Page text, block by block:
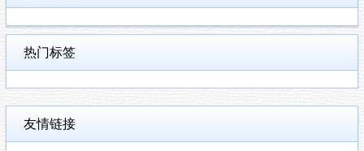
热门标签
友情链接